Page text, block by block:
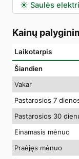
☀️ Saulės
Kainų
Laikotarpis
Šiandien
Vakar
Pastarosios 7
Pastarosios 30
Einamasis mėnuo
Praėjęs mėnuo